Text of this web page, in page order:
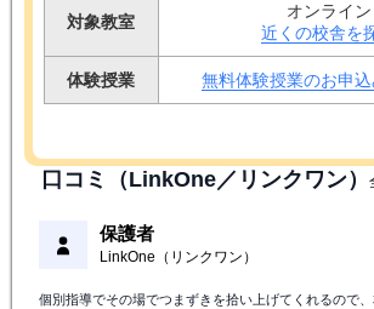
対象教室
オンライン
近くの校舎を
体験授業 無料体験授業のお申
口コミ（LinkOne／リンクワン）
保護者
LinkOne（リンクワン）
個別指導でその場でつまずきを拾い上げてくれるので